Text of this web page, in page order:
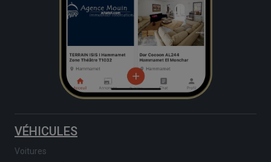
VÉHICULES
Voitures